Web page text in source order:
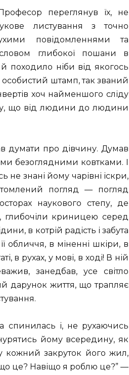
переглянув їх, не
листування з точно
повідомленнями та
глибокої пошани в
ніби від якогось
особистий штамп, так званий
хоч найменшого сліду
що від людини до людини
думати про дівчину. Думав
безоглядними ковтками. І
не знані йому чарівні іскри,
погляд — погляд
наукового степу, де
глибочіли криницею серед
в котрій радість і забута
обличчя, в міненні шкіри, в
в рухах, у мові, в ході! В ній
занедбав, усе світло
дарунок життя, що трапляє
і, не рухаючись
йому всередину, як
кожний закруток його жил,
це? Навіщо я роблю це?” —